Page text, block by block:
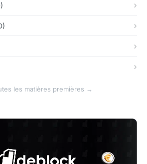
les matières premières →